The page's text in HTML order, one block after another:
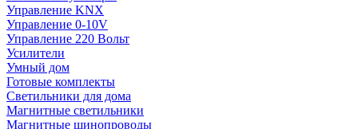
Управление KNX
Управление 0-10V
Управление 220 Вольт
Усилители
Умный дом
Готовые комплекты
Светильники для дома
Магнитные светильники
Магнитные шинопроводы